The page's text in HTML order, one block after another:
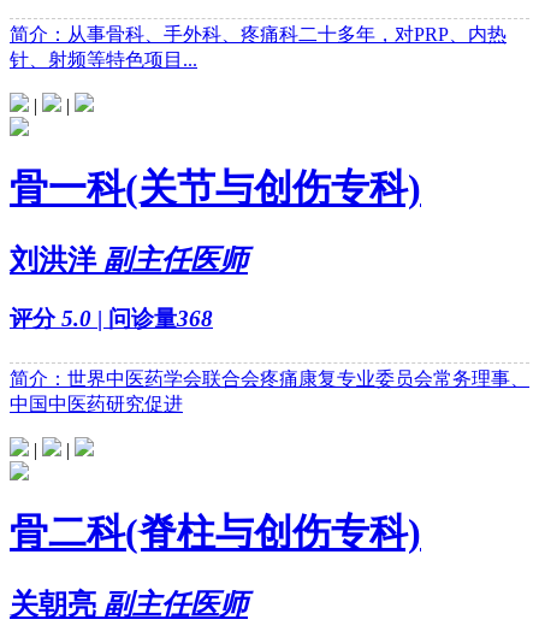
简介：从事骨科、手外科、疼痛科二十多年，对PRP、内热
针、射频等特色项目...
| |
骨一科(关节与创伤专科)
刘洪洋 副主任医师
评分5.0 | 问诊量368
简介：世界中医药学会联合会疼痛康复专业委员会常务理事、
中国中医药研究促进
| |
骨二科(脊柱与创伤专科)
关朝亮 副主任医师